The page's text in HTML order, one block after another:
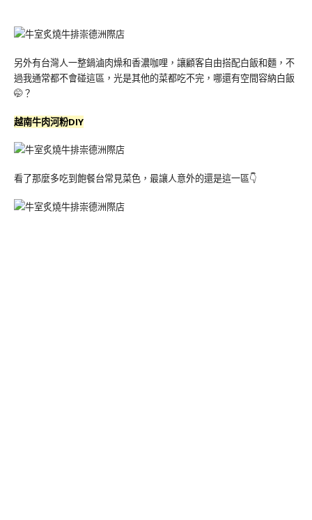
另外有台灣人一整鍋滷肉燥和香濃咖哩，讓顧客自由搭配白飯和麵，不
過我通常都不會碰這區，光是其他的菜都吃不完，哪還有空間容納白飯
🤭？
越南牛肉河粉DIY
看了那麼多吃到飽餐台常見菜色，最讓人意外的還是這一區👇